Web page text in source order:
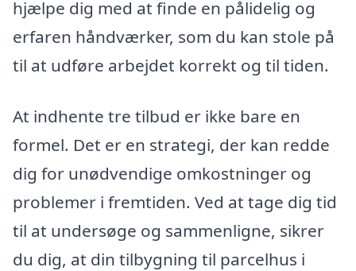
hjælpe dig med at finde en pålidelig og
erfaren håndværker, som du kan stole på
til at udføre arbejdet korrekt og til tiden.
At indhente tre tilbud er ikke bare en
formel. Det er en strategi, der kan redde
dig for unødvendige omkostninger og
problemer i fremtiden. Ved at tage dig tid
til at undersøge og sammenligne, sikrer
du dig, at din tilbygning til parcelhus i